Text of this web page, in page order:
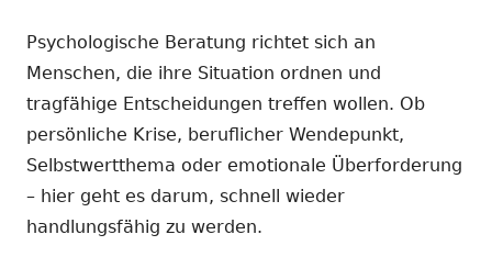
Psychologische Beratung richtet sich an
Menschen, die ihre Situation ordnen und
tragfähige Entscheidungen treffen wollen. Ob
persönliche Krise, beruflicher Wendepunkt,
Selbstwertthema oder emotionale Überforderung
– hier geht es darum, schnell wieder
handlungsfähig zu werden.